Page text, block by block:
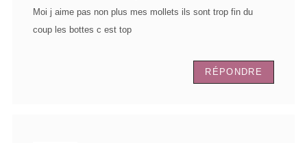
Moi j aime pas non plus mes mollets ils sont trop fin du
coup les bottes c est top
RÉPONDRE